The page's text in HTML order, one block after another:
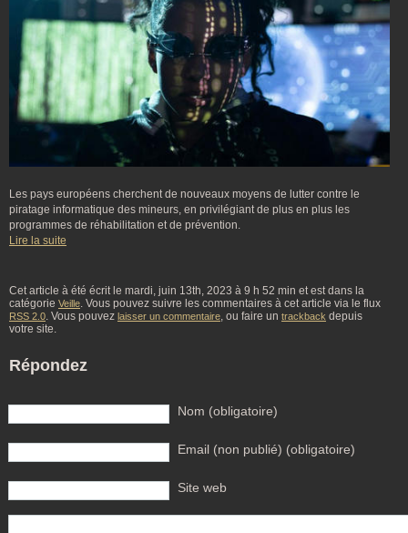
Les pays européens cherchent de nouveaux moyens de lutter contre le
piratage informatique des mineurs, en privilégiant de plus en plus les
programmes de réhabilitation et de prévention.
Lire la suite
Cet article à été écrit le mardi, juin 13th, 2023 à 9 h 52 min et est dans la
catégorie Veille. Vous pouvez suivre les commentaires à cet article via le flux
RSS 2.0. Vous pouvez laisser un commentaire, ou faire un trackback depuis
votre site.
Répondez
Nom (obligatoire)
Email (non publié) (obligatoire)
Site web